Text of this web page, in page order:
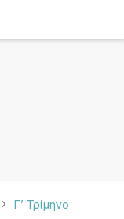
Γ’ Τρίμηνο